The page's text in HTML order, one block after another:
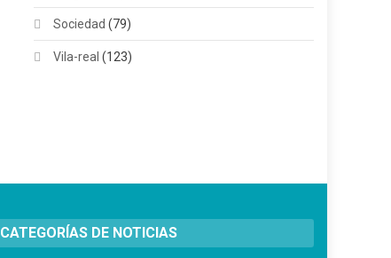
Sociedad (79)
Vila-real (123)
CATEGORÍAS DE NOTICIAS